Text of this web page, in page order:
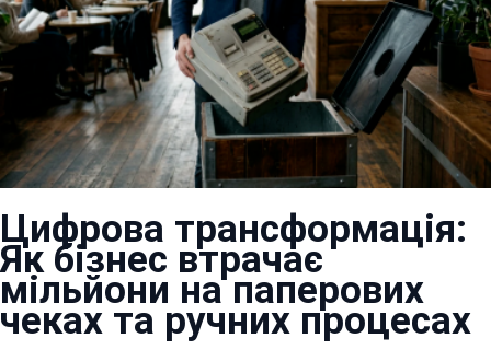
Цифрова трансформація:
Як бізнес втрачає
мільйони на паперових
чеках та ручних процесах